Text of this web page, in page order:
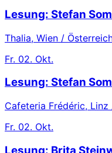
Lesung: Stefan
Thalia, Wien /
Fr. 02. Okt.
Lesung: Stefan
Cafeteria Frédéric,
Fr. 02. Okt.
Lesung: Brita